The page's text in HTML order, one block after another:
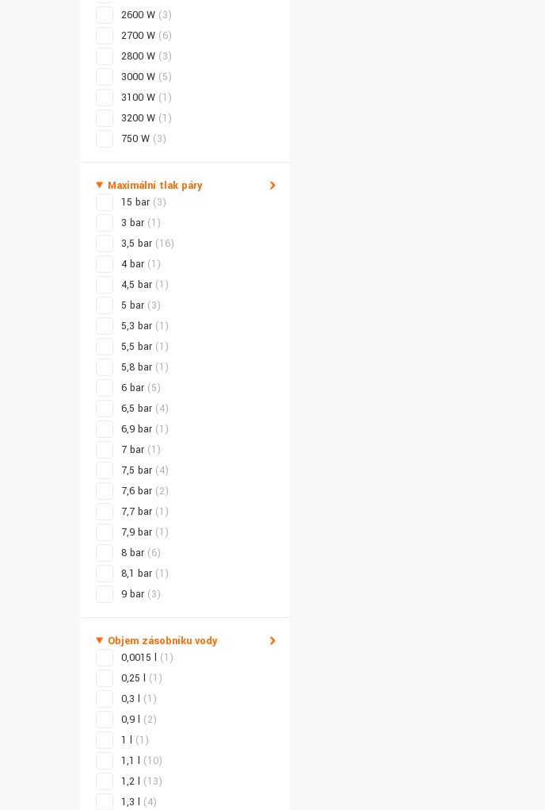
2600 W (3)
2700 W (6)
2800 W (3)
3000 W (5)
3100 W (1)
3200 W (1)
750 W (3)
Maximální tlak páry
15 bar (3)
3 bar (1)
3,5 bar (16)
4 bar (1)
4,5 bar (1)
5 bar (3)
5,3 bar (1)
5,5 bar (1)
5,8 bar (1)
6 bar (5)
6,5 bar (4)
6,9 bar (1)
7 bar (1)
7,5 bar (4)
7,6 bar (2)
7,7 bar (1)
7,9 bar (1)
8 bar (6)
8,1 bar (1)
9 bar (3)
Objem zásobníku vody
0,0015 l (1)
0,25 l (1)
0,3 l (1)
0,9 l (2)
1 l (1)
1,1 l (10)
1,2 l (13)
1,3 l (4)